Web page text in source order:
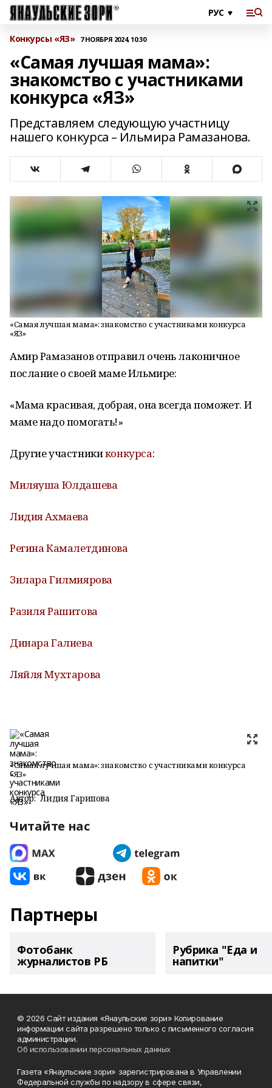
Конкурсы «ЯЗ» 7 НОЯБРЯ 2024, 10:30
«Самая лучшая мама»:
знакомство с участниками
конкурса «ЯЗ»
Представляем следующую участницу
нашего конкурса – Ильмира Рамазанова.
«Самая лучшая мама»: знакомство с участниками конкурса
«ЯЗ»
Амир Рамазанов отправил очень лаконичное
послание о своей маме Ильмире:
«Мама красивая, добрая, она всегда поможет. И
маме надо помогать!»
Другие участникиконкурса:
Миляуша Юлдашева
Лидия Ахмаева
Регина Камалетдинова
Зилара Гилмиярова
Разиля Рашитова
Динара Галиева
Ляйля Мухтарова
«Самая лучшая мама»: знакомство с участниками конкурса
«ЯЗ»
Автор: Лидия Гарипова
Читайте нас
Партнеры
Фотобанк
журналистов РБ
Рубрика "Еда и
напитки"
© 2026 Сайт издания «Янаульские зори» Копирование
информации сайта разрешено только с письменного согласия
администрации.
Об использовании персональных данных
Газета «Янаульские зори» зарегистрирована в Управлении
Федеральной службы по надзору в сфере связи,